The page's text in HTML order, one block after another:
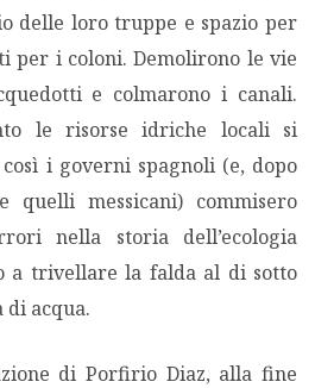
delle loro truppe e spazio per
per i coloni. Demolirono le vie
e colmarono i canali.
le risorse idriche locali si
i governi spagnoli (e, dopo
quelli messicani) commisero
nella storia dell’ecologia
a trivellare la falda al di sotto
acqua.
di Porfirio Diaz, alla fine